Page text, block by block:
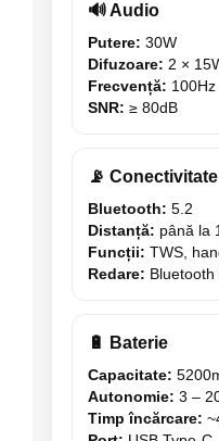
🔊 Audio
Putere: 30W
Difuzoare: 2 ×
Frecvență:
SNR: ≥ 80dB
📡 Conectivitate
Bluetooth: 5.2
Distanță: până la
Funcții: TWS,
Redare: Bluetooth
🔋 Baterie
Capacitate:
Autonomie: 3 –
Timp încărcare: